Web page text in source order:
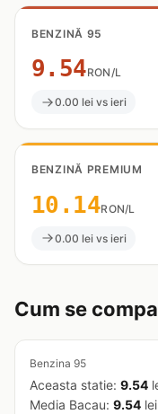
BENZINĂ 95
9.54RON/L
0.00 lei vs ieri
BENZINĂ PREMIUM
10.14RON/L
0.00 lei vs ieri
Cum se
Benzina 95
Aceasta statie: 9.54
Media Bacau: 9.54 lei